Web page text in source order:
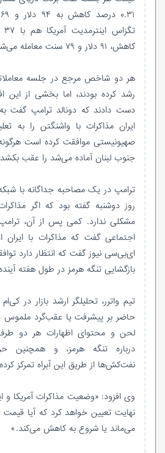
کاهش، ۹۱ دلار و ۷۹ سنت معامله می‌شود.
رشد کرده بودند، اما بخشی از این
دست دادند که دونالد ترامپ گفت
ایران مذاکرات با واشنگتن را به
صهیونیستی موافقت کرده است
جنوب لبنان آماده می‌شد را عقب
روز دوشنبه گفته بود که اگر
مشکلی ندارد. کمی پس از آن،
اجتماعی گفت که مذاکرات با ایران
ای‌بی‌سی نیوز گفت که انتظار دارد
بازگشایی تنگه هرمز در طول هفته
تیم واترر، تحلیلگر ارشد بازار در
حاضر بر پیشرفت یا عقب‌گرد ملموس در
لحن و محتوای اظهارات هر دو طرف
درباره تنگه هرمز، و همچنین
نفت‌کش‌ها از طریق این آبراه تمرکز
وی افزود: «وضعیت مذاکرات آمریکا و
نهایت تعیین خواهد کرد که آیا
می‌ماند یا شروع به کاهش می‌کند.»